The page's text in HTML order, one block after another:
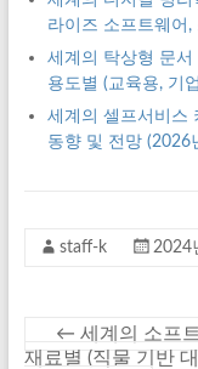
라이즈 소프트웨어,
세계의 탁상형 문
용도별 (교육용, 기
세계의 셀프서비스
동향 및 전망 (2026
staff-k 2024
← 세계의 소프
재료별 (직물 기반